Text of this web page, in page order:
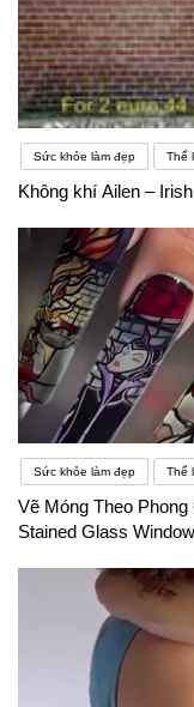
Sức khỏe làm đẹp Thể
Không khí Ailen –
Sức khỏe làm đẹp Thể
Vẽ Móng Theo
Stained Glass